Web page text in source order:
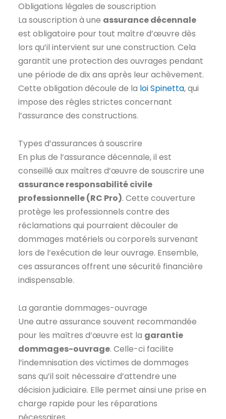
Obligations légales de souscription
La souscription à une assurance décennale
est obligatoire pour tout maître d’œuvre dès
lors qu’il intervient sur une construction. Cela
garantit une protection des ouvrages pendant
une période de dix ans après leur achèvement.
Cette obligation découle de la loi Spinetta, qui
impose des règles strictes concernant
l’assurance des constructions.
Types d’assurances à souscrire
En plus de l’assurance décennale, il est
conseillé aux maîtres d’œuvre de souscrire une
assurance responsabilité civile
professionnelle (RC Pro). Cette couverture
protège les professionnels contre des
réclamations qui pourraient découler de
dommages matériels ou corporels survenant
lors de l’exécution de leur ouvrage. Ensemble,
ces assurances offrent une sécurité financière
indispensable.
La garantie dommages-ouvrage
Une autre assurance souvent recommandée
pour les maîtres d’œuvre est la garantie
dommages-ouvrage. Celle-ci facilite
l’indemnisation des victimes de dommages
sans qu’il soit nécessaire d’attendre une
décision judiciaire. Elle permet ainsi une prise en
charge rapide pour les réparations